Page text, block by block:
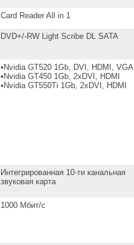
Card Reader All in 1
DVD+/-RW Light Scribe DL SATA
•Nvidia GT520 1Gb, DVI, HDMI, VGA
•Nvidia GT450 1Gb, 2xDVI, HDMI
•Nvidia GT550Ti 1Gb, 2xDVI, HDMI
Интегрированная 10-ти канальная
звуковая карта
1000 Мбит/с